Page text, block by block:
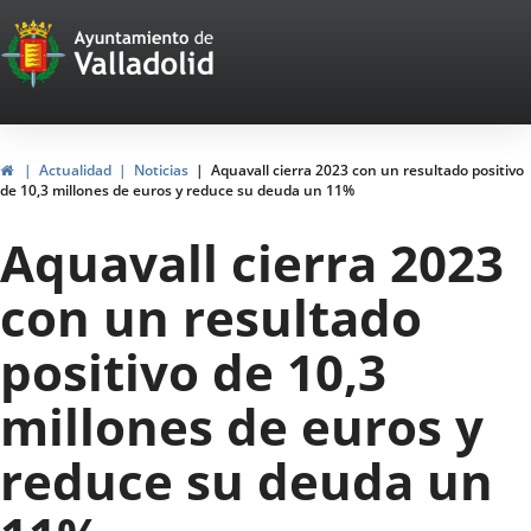
Portal
Web
del
Ayuntamiento
de
Valladolid
InicioActualidad Noticias
Aquavall cierra 2023 con un resultado positivo
de 10,3 millones de euros y reduce su deuda un 11%
Aquavall cierra 2023
con un resultado
positivo de 10,3
millones de euros y
reduce su deuda un